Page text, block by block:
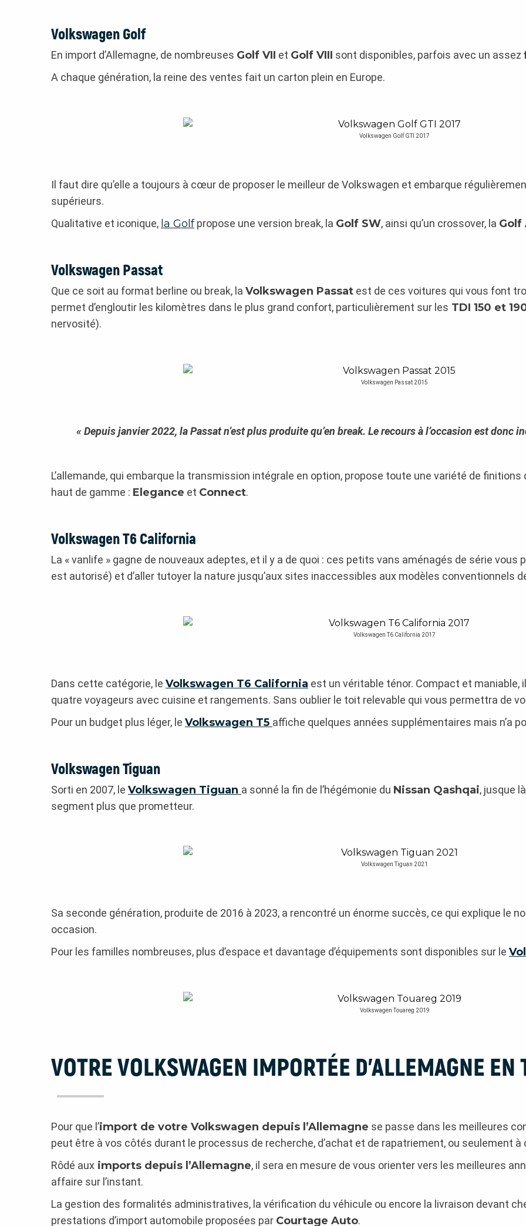
Volkswagen Golf
En import d’Allemagne, de nombreuses Golf VII et Golf VIII sont disponibles, parfois avec un assez
A chaque génération, la reine des ventes fait un carton plein en Europe.
Volkswagen Golf GTI 2017
Il faut dire qu’elle a toujours à cœur de proposer le meilleur de Volkswagen et embarque
supérieurs.
Qualitative et iconique, la Golfpropose une version break, la Golf SW, ainsi qu’un crossover, la Golf
Volkswagen Passat
Que ce soit au format berline ou break, la Volkswagen Passat est de ces voitures qui vous font
permet d’engloutir les kilomètres dans le plus grand confort, particulièrement sur les TDI 150 et 190
nervosité).
Volkswagen Passat 2015
« Depuis janvier 2022, la Passat n’est plus produite qu’en break. Le recours à l’occasion est donc
L’allemande, qui embarque la transmission intégrale en option, propose toute une variété de
haut de gamme : Elegance et Connect.
Volkswagen T6 California
La « vanlife » gagne de nouveaux adeptes, et il y a de quoi : ces petits vans aménagés de série vous
est autorisé) et d’aller tutoyer la nature jusqu’aux sites inaccessibles aux modèles conventionnels
Volkswagen T6 California 2017
Dans cette catégorie, le Volkswagen T6 California est un véritable ténor. Compact et maniable,
quatre voyageurs avec cuisine et rangements. Sans oublier le toit relevable qui vous permettra de
Pour un budget plus léger, le Volkswagen T5 affiche quelques années supplémentaires mais n’a
Volkswagen Tiguan
Sorti en 2007, le Volkswagen Tiguan a sonné la fin de l’hégémonie du Nissan Qashqai, jusque
segment plus que prometteur.
Volkswagen Tiguan 2021
Sa seconde génération, produite de 2016 à 2023, a rencontré un énorme succès, ce qui explique le
occasion.
Pour les familles nombreuses, plus d’espace et davantage d’équipements sont disponibles sur le
Volkswagen Touareg 2019
VOTRE VOLKSWAGEN IMPORTÉE D’ALLEMAGNE EN
Pour que l’import de votre Volkswagen depuis l’Allemagne se passe dans les meilleures
peut être à vos côtés durant le processus de recherche, d’achat et de rapatriement, ou seulement à
Rôdé aux imports depuis l’Allemagne, il sera en mesure de vous orienter vers les meilleures
affaire sur l’instant.
La gestion des formalités administratives, la vérification du véhicule ou encore la livraison devant
prestations d’import automobile proposées par Courtage Auto.